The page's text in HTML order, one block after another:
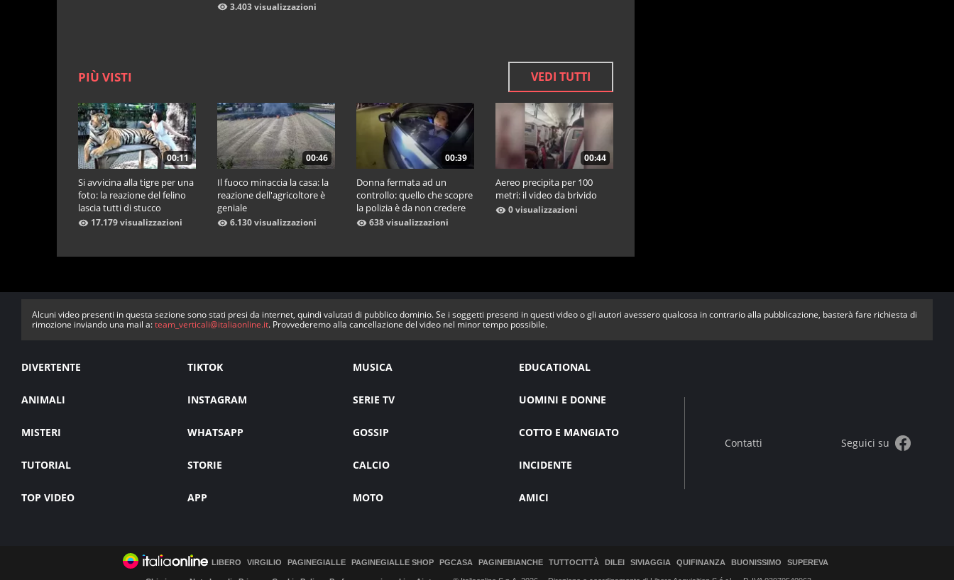
3.403 visualizzazioni
PIÙ VISTI VEDI TUTTI
00:11
Si avvicina alla tigre per una
foto: la reazione del felino
lascia tutti di stucco
17.179 visualizzazioni
00:46
Il fuoco minaccia la casa: la
reazione dell'agricoltore è
geniale
6.130 visualizzazioni
00:39
Donna fermata ad un
controllo: quello che scopre
la polizia è da non credere
638 visualizzazioni
00:44
Aereo precipita per 100
metri: il video da brivido
0 visualizzazioni
Alcuni video presenti in questa sezione sono stati presi da internet, quindi valutati di pubblico dominio. Se i soggetti presenti in questi video o gli autori avessero qualcosa in contrario alla pubblicazione, basterà fare richiesta di
rimozione inviando una mail a:team_verticali@italiaonline.it. Provvederemo alla cancellazione del video nel minor tempo possibile.
DIVERTENTE TIKTOK MUSICA EDUCATIONAL
ANIMALI INSTAGRAM SERIE TV UOMINI E DONNE
MISTERI WHATSAPP GOSSIP COTTO E MANGIATO
TUTORIAL STORIE CALCIO INCIDENTE
TOP VIDEO APP MOTO AMICI
Contatti Seguici su
LIBERO VIRGILIO PAGINEGIALLE PAGINEGIALLE SHOP PGCASA PAGINEBIANCHE TUTTOCITTÀ DILEI SIVIAGGIA QUIFINANZA BUONISSIMO SUPEREVA